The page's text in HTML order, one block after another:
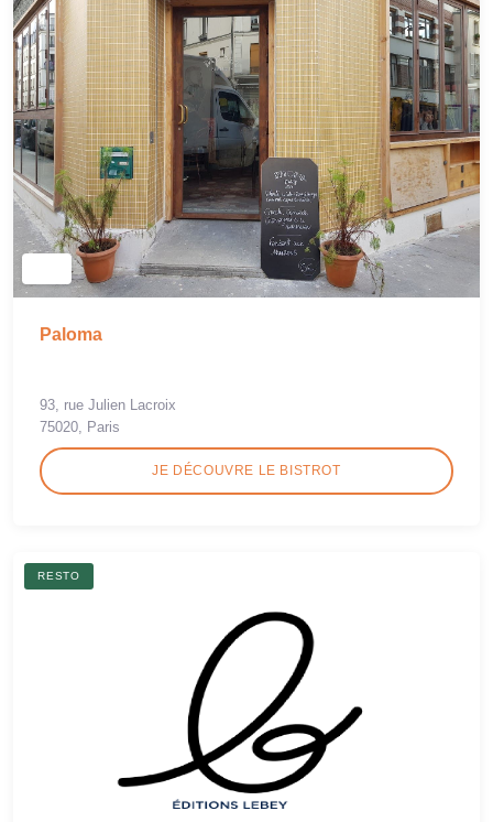
Paloma
93, rue Julien Lacroix
75020, Paris
JE DÉCOUVRE LE BISTROT
RESTO